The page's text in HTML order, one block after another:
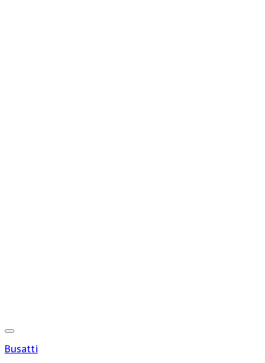
Busatti